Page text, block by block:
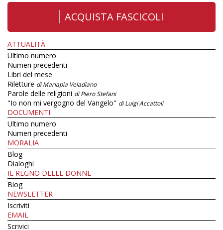
ACQUISTA FASCICOLI
ATTUALITÀ
Ultimo numero
Numeri precedenti
Libri del mese
Riletture di Mariapia Veladiano
Parole delle religioni di Piero Stefani
"Io non mi vergogno del Vangelo" di Luigi Accattoli
DOCUMENTI
Ultimo numero
Numeri precedenti
MORALIA
Blog
Dialoghi
IL REGNO DELLE DONNE
Blog
NEWSLETTER
Iscriviti
EMAIL
Scrivici